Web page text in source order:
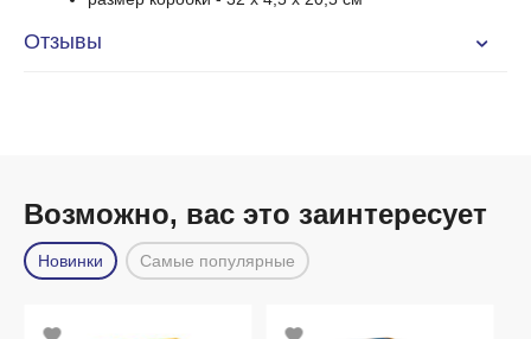
Отзывы
Возможно, вас это заинтересует
Новинки Самые популярные